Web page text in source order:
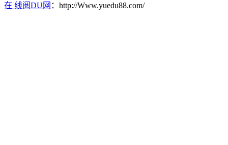
在 线阅DU网 ：http://Www.yuedu88.com/